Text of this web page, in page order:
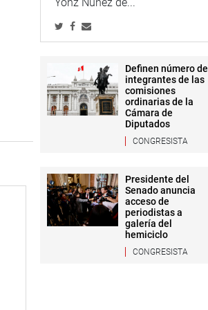
Definen número de
integrantes de las
comisiones
ordinarias de la
Cámara de
Diputados
CONGRESISTA
Presidente del
Senado anuncia
acceso de
periodistas a
galería del
hemiciclo
CONGRESISTA